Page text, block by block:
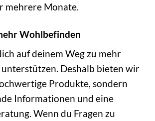
mehrere Monate.
Wohlbefinden
auf deinem Weg zu mehr
Deshalb bieten wir
Produkte, sondern
Informationen und eine
Wenn du Fragen zu